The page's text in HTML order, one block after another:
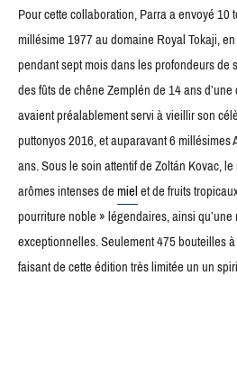
Pour cette collaboration, Parra a envoyé 10
millésime 1977 au domaine Royal Tokaji,
pendant sept mois dans les profondeurs de
des fûts de chêne Zemplén de 14 ans
avaient préalablement servi à vieillir son
puttonyos 2016, et auparavant 6 millésimes
ans. Sous le soin attentif de Zoltán Kovac,
arômes intenses demielet de fruits
pourriture noble » légendaires, ainsi
exceptionnelles. Seulement 475 bouteilles
faisant de cette édition très limitée un un